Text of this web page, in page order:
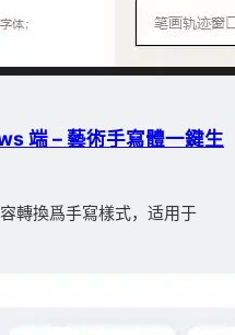
端 – 藝術手寫體一鍵生
轉換爲手寫樣式，适用于